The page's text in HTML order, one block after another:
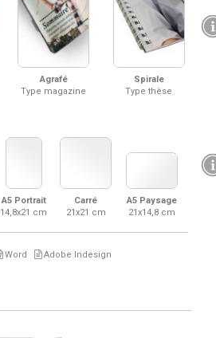
Agrafé
Type magazine
Spirale
Type thèse
A5 Portrait
14,8x21 cm
Carré
21x21 cm
A5 Paysage
21x14,8 cm
Word
Adobe Indesign